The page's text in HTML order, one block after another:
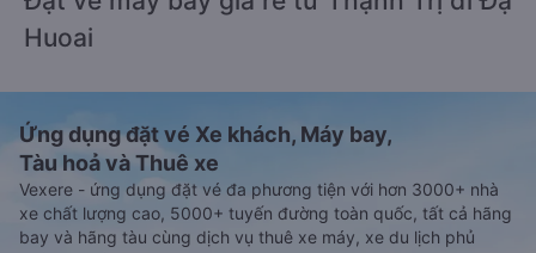
Huoai
Ứng dụng đặt vé Xe khách, Máy bay,
Tàu hoả và Thuê xe
Vexere - ứng dụng đặt vé đa phương tiện với hơn 3000+ nhà
xe chất lượng cao, 5000+ tuyến đường toàn quốc, tất cả hãng
bay và hãng tàu cùng dịch vụ thuê xe máy, xe du lịch phủ